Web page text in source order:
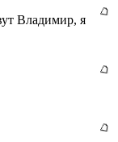
Владимир, я